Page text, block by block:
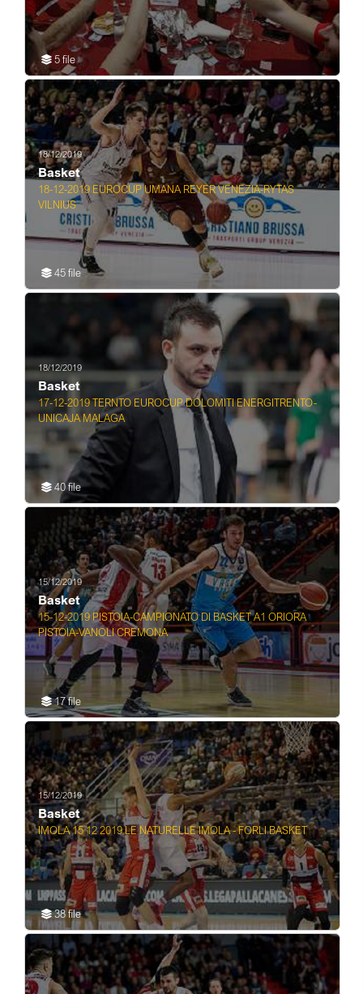
5 file
18/12/2019
Basket
18-12-2019 EUROCUP UMANA REYER VENEZIA-RYTAS
VILNIUS
45 file
18/12/2019
Basket
17-12-2019 TERNTO EUROCUP DOLOMITI ENERGITRENTO-
UNICAJA MALAGA
40 file
15/12/2019
Basket
15-12-2019 PISTOIA-CAMPIONATO DI BASKET A1 ORIORA
PISTOIA-VANOLI CREMONA
17 file
15/12/2019
Basket
IMOLA 15 12 2019 LE NATURELLE IMOLA - FORLI BASKET
38 file